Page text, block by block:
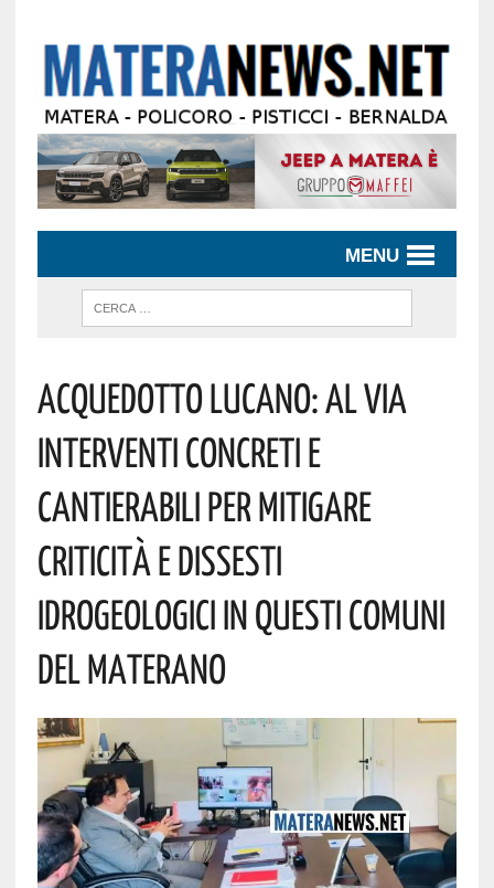
MENU
Acquedotto Lucano: Al Via
Interventi Concreti E
Cantierabili Per Mitigare
Criticità E Dissesti
Idrogeologici In Questi Comuni
Del Materano